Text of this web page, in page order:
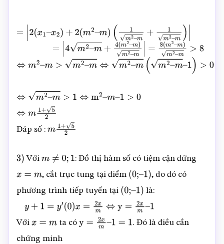
3) 2(m2
–
–
[2x 2+ (2m –
m) x2 –m ]
=| (x1–x 2)+2 m2–m 1m2 – m+1m – m)|
=| m2 –m 4(m –m)m2 m|= 8(m2–
m) m 2–m >8
⇔ m2
m ⇔ m2
m m2
m–1 )> 0
⇔ m –m >1⇔m2 –m –1
0
⇔ m1 52
Đáp số : m1 +5
3) Vớim≠0; 1 : Đồ thị hàm số có tiệm cận đứng
x=m , cắt trục tung tại điểm (0;– 1) , do đó có
phương trình tiếp tuyến tại (0;– 1) là:
y + = y′( 0) x=2x m⇔y= 2x m –1
Với x=m ta có y =2 m 1=1
. Đó là điều cần
chứng minh